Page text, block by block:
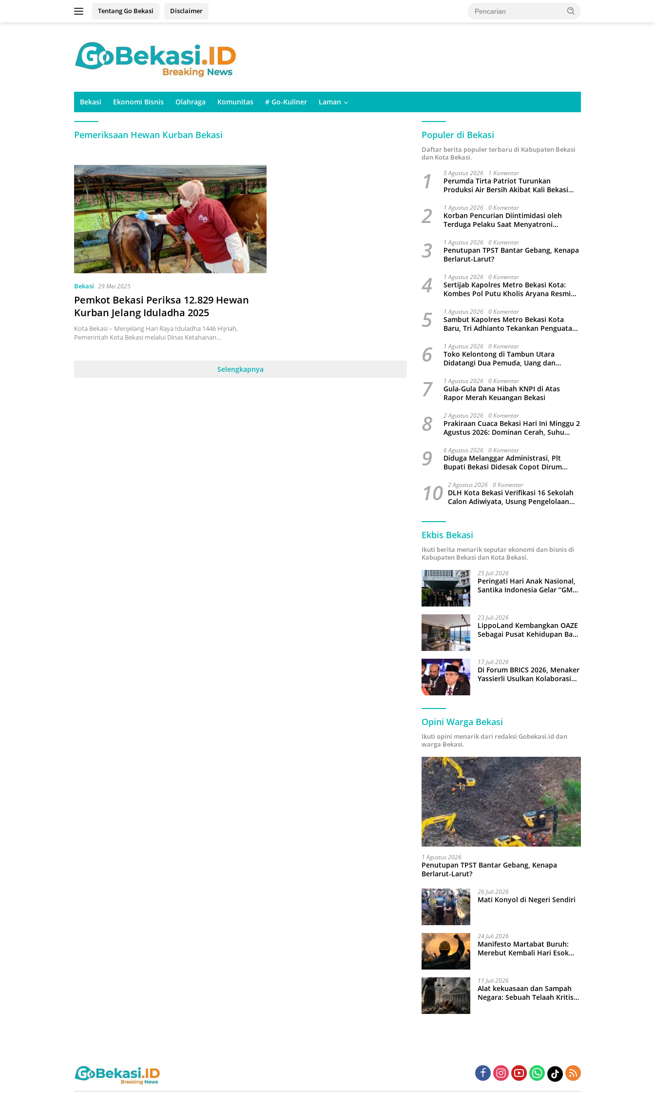
Tentang Go Bekasi Disclaimer
Bekasi Ekonomi Bisnis Olahraga Komunitas # Go-Kuliner Laman
Pemeriksaan Hewan Kurban Bekasi
Bekasi 29 Mei 2025
Pemkot Bekasi Periksa 12.829 Hewan
Kurban Jelang Iduladha 2025
Kota Bekasi – Menjelang Hari Raya Iduladha 1446 Hijriah,
Pemerintah Kota Bekasi melalui Dinas Ketahanan…
Selengkapnya
Populer di Bekasi
Daftar berita populer terbaru di Kabupaten Bekasi
dan Kota Bekasi.
1 5 Agustus 2026 1 Komentar
Perumda Tirta Patriot Turunkan
Produksi Air Bersih Akibat Kali Bekasi
2 1 Agustus 2026 0 Komentar
Korban Pencurian Diintimidasi oleh
Terduga Pelaku Saat Menyatroni
Malah Ikut-Ikutan!
3 1 Agustus 2026 0 Komentar
Penutupan TPST Bantar Gebang, Kenapa
Berlarut-Larut?
4 1 Agustus 2026 0 Komentar
Sertijab Kapolres Metro Bekasi Kota:
Kombes Pol Putu Kholis Aryana Resmi
Bintoro
5 1 Agustus 2026 0 Komentar
Sambut Kapolres Metro Bekasi Kota
Baru, Tri Adhianto Tekankan Penguatan
6 1 Agustus 2026 0 Komentar
Toko Kelontong di Tambun Utara
Didatangi Dua Pemuda, Uang dan
7 1 Agustus 2026 0 Komentar
Gula-Gula Dana Hibah KNPI di Atas
Rapor Merah Keuangan Bekasi
8 2 Agustus 2026 0 Komentar
Prakiraan Cuaca Bekasi Hari Ini Minggu 2
Agustus 2026: Dominan Cerah, Suhu
9 6 Agustus 2026 0 Komentar
Diduga Melanggar Administrasi, Plt
Bupati Bekasi Didesak Copot Dirum
10 2 Agustus 2026 0 Komentar
DLH Kota Bekasi Verifikasi 16 Sekolah
Calon Adiwiyata, Usung Pengelolaan
Ekbis Bekasi
Ikuti berita menarik seputar ekonomi dan bisnis di
Kabupaten Bekasi dan Kota Bekasi.
25 Juli 2026
Peringati Hari Anak Nasional,
Santika Indonesia Gelar “GM
23 Juli 2026
LippoLand Kembangkan OAZE
Sebagai Pusat Kehidupan Baru
17 Juli 2026
Di Forum BRICS 2026, Menaker
Yassierli Usulkan Kolaborasi
Opini Warga Bekasi
Ikuti opini menarik dari redaksi Gobekasi.id dan
warga Bekasi.
1 Agustus 2026
Penutupan TPST Bantar Gebang, Kenapa
Berlarut-Larut?
26 Juli 2026
Mati Konyol di Negeri Sendiri
24 Juli 2026
Manifesto Martabat Buruh:
Merebut Kembali Hari Esok
11 Juli 2026
Alat kekuasaan dan Sampah
Negara: Sebuah Telaah Kritis